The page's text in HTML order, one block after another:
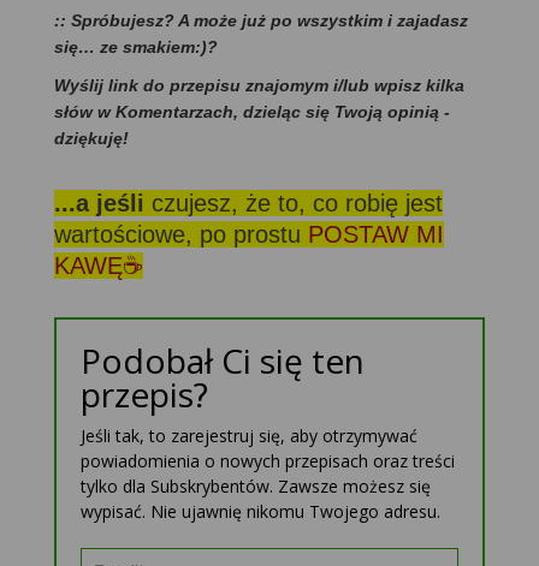
:: Spróbujesz? A może już po wszystkim i zajadasz
się… ze smakiem:)?
Wyślij link do przepisu znajomym i/lub wpisz kilka
słów w Komentarzach, dzieląc się Twoją opinią -
dziękuję!
...a jeśli czujesz, że to, co robię jest
wartościowe, po prostu POSTAW MI
KAWĘ☕
Podobał Ci się ten
przepis?
Jeśli tak, to zarejestruj się, aby otrzymywać
powiadomienia o nowych przepisach oraz treści
tylko dla Subskrybentów. Zawsze możesz się
wypisać. Nie ujawnię nikomu Twojego adresu.